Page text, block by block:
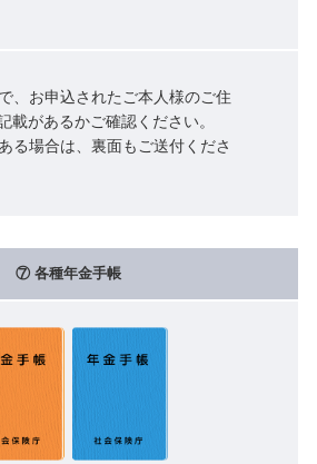
、お申込されたご本人様のご住
載があるかご確認ください。
る場合は、裏面もご送付くださ
⑦ 各種年金手帳